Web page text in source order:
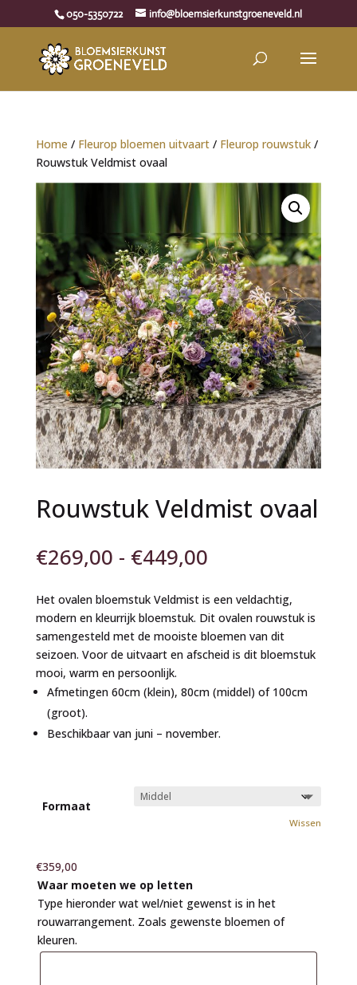
050-5350722 info@bloemsierkunstgroeneveld.nl
Home / Fleurop bloemen uitvaart/ Fleurop rouwstuk/
Rouwstuk Veldmist ovaal
Rouwstuk Veldmist ovaal
€269,00 - €449,00Prijsklasse:
tot
€449,00
Het ovalen bloemstuk Veldmist is een veldachtig,
modern en kleurrijk bloemstuk. Dit ovalen rouwstuk is
samengesteld met de mooiste bloemen van dit
seizoen. Voor de uitvaart en afscheid is dit bloemstuk
mooi, warm en persoonlijk.
Afmetingen 60cm (klein), 80cm (middel) of 100cm
(groot).
Beschikbaar van juni – november.
Formaat
Wissen
€359,00
Waar moeten we op letten
Type hieronder wat wel/niet gewenst is in het
rouwarrangement. Zoals gewenste bloemen of
kleuren.